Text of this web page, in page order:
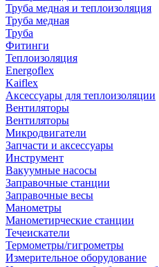
Труба медная и теплоизоляция
Труба медная
Труба
Фитинги
Теплоизоляция
Energoflex
Kaiflex
Аксессуары для теплоизоляции
Вентиляторы
Вентиляторы
Микродвигатели
Запчасти и аксессуары
Инструмент
Вакуумные насосы
Заправочные станции
Заправочные весы
Манометры
Манометирческие станции
Течеискатели
Термометры/гигрометры
Измерительное оборудование